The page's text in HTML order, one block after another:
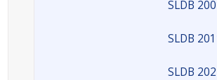
SLDB
SLDB
SLDB